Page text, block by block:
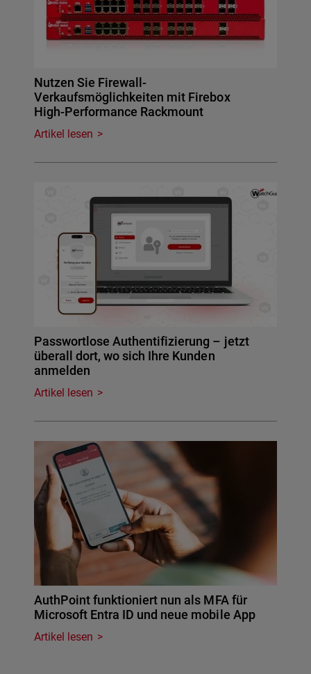
Nutzen Sie Firewall-
Verkaufsmöglichkeiten mit Firebox
High-Performance Rackmount
Artikel lesen
Passwortlose Authentifizierung – jetzt
überall dort, wo sich Ihre Kunden
anmelden
Artikel lesen
AuthPoint funktioniert nun als MFA für
Microsoft Entra ID und neue mobile App
Artikel lesen